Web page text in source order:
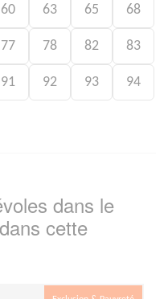
60 63 65 68
77 78 82 83
91 92 93 94
dans le
dans cette